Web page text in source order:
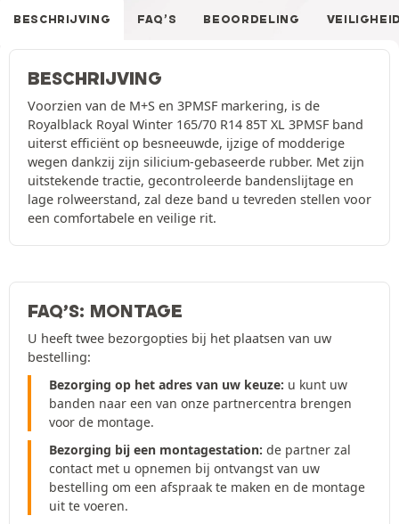
BESCHRIJVING FAQ’S BEOORDELING
BESCHRIJVING
Voorzien van de M+S en 3PMSF markering, is de
Royalblack Royal Winter 165/70 R14 85T XL 3PMSF band
uiterst efficiënt op besneeuwde, ijzige of modderige
wegen dankzij zijn silicium-gebaseerde rubber. Met zijn
uitstekende tractie, gecontroleerde bandenslijtage en
lage rolweerstand, zal deze band u tevreden stellen voor
een comfortabele en veilige rit.
FAQ’S: MONTAGE
U heeft twee bezorgopties bij het plaatsen van uw
bestelling:
Bezorging op het adres van uw keuze: u kunt uw
banden naar een van onze partnercentra brengen
voor de montage.
Bezorging bij een montagestation: de partner zal
contact met u opnemen bij ontvangst van uw
bestelling om een afspraak te maken en de montage
uit te voeren.